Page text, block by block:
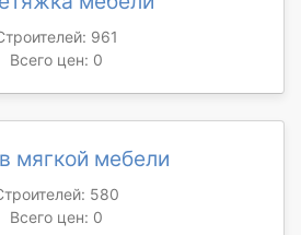
961
Всего цен: 0
мягкой мебели
580
Всего цен: 0